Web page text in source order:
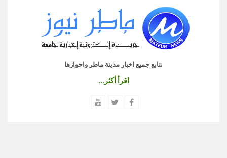
نتابع جميع اخبار مدينة ماطر واحوازها
اقرأ أكثر...